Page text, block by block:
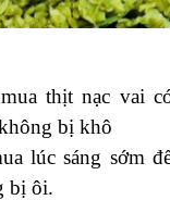
thịt nạc vai
bị khô
lúc sáng sớm
bị ôi.